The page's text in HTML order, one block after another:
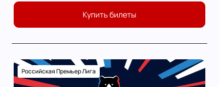
Купить билеты
Российская Премьер Лига